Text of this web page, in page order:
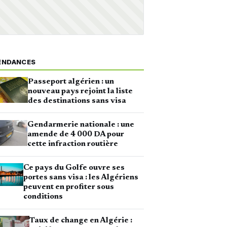
Passeport algérien : un
nouveau pays rejoint la liste
des destinations sans visa
Gendarmerie nationale : une
amende de 4 000 DA pour
cette infraction routière
Ce pays du Golfe ouvre ses
portes sans visa : les Algériens
peuvent en profiter sous
conditions
Taux de change en Algérie :